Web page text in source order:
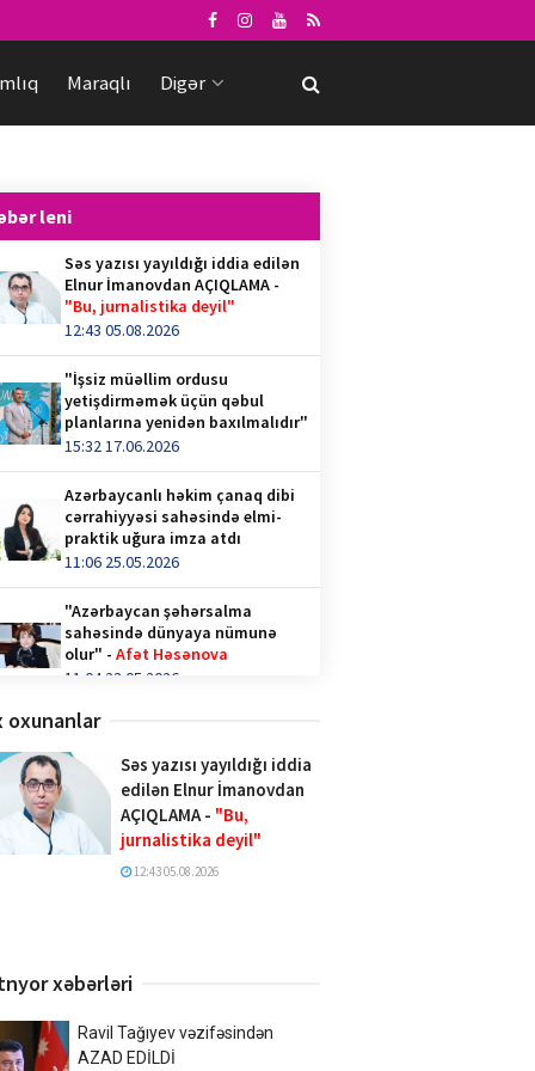
Maraqlı Digər
leni
Səs yazısı yayıldığı iddia edilən
Elnur İmanovdan AÇIQLAMA -
"Bu, jurnalistika deyil"
12:43 05.08.2026
"İşsiz müəllim ordusu
yetişdirməmək üçün qəbul
planlarına yenidən baxılmalıdır"
15:32 17.06.2026
Azərbaycanlı həkim çanaq dibi
cərrahiyyəsi sahəsində elmi-
praktik uğura imza atdı
11:06 25.05.2026
"Azərbaycan şəhərsalma
sahəsində dünyaya nümunə
olur" -Afət Həsənova
11:04 23.05.2026
Qəhvə içənlər diqqət —
hormonlar təhlükədə ola bilər!
video/
14:36 28.04.2026
Türk İnteqrasiya Olimpiadasına
Azərbaycandan 1000-ə yaxın
“Turan bilgəsi” mükafatına
17:02 08.04.2026
oxunanlar
Səs yazısı yayıldığı iddia
edilən Elnur İmanovdan
AÇIQLAMA - "Bu,
jurnalistika deyil"
12:43 05.08.2026
xəbərləri
Ravil Tağıyev vəzifəsindən
AZAD EDİLDİ